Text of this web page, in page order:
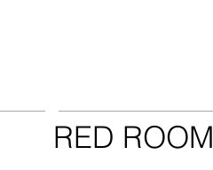
RED ROOM